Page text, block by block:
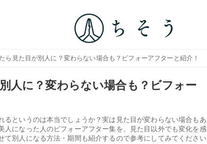
ら見た目が別人に？変わらない場合も？ビフォーアフターと紹介！
人に？変わらない場合も？ビフォー
るというのは本当でしょうか？実は見た目が変わらない場合もあ
人になった人のビフォーアフター集を、見た目以外でも変化を感
て別人になる方法・期間も紹介するので参考にしてみてください